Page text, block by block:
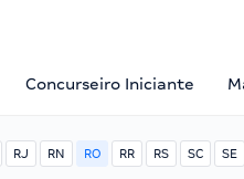
Concurseiro Iniciante
RJ RN RO RR RS SC SE